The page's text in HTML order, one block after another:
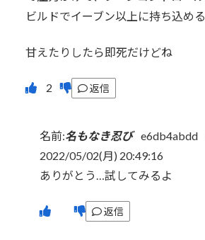
ビルドでイーブン以上に持ち込める
甘えたりしたら即死だけどね
返信
名前:名もなき忍び e6db4abdd
2022/05/02(月) 20:49:16
ありがとう…試してみるよ
返信